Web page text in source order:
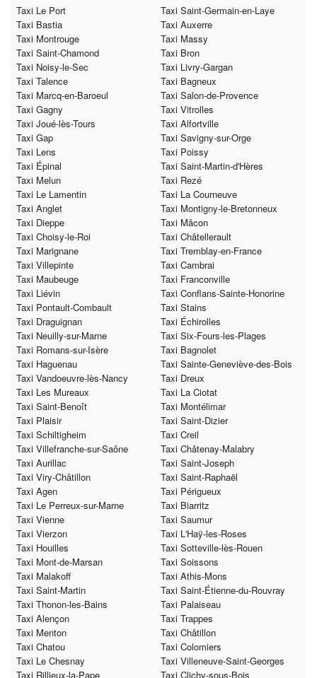
Taxi Le Port
Taxi Saint-Germain-en-Laye
Taxi Bastia
Taxi Auxerre
Taxi Montrouge
Taxi Massy
Taxi Saint-Chamond
Taxi Bron
Taxi Noisy-le-Sec
Taxi Livry-Gargan
Taxi Talence
Taxi Bagneux
Taxi Marcq-en-Baroeul
Taxi Salon-de-Provence
Taxi Gagny
Taxi Vitrolles
Taxi Joué-lès-Tours
Taxi Alfortville
Taxi Gap
Taxi Savigny-sur-Orge
Taxi Lens
Taxi Poissy
Taxi Épinal
Taxi Saint-Martin-d'Hères
Taxi Melun
Taxi Rezé
Taxi Le Lamentin
Taxi La Courneuve
Taxi Anglet
Taxi Montigny-le-Bretonneux
Taxi Dieppe
Taxi Mâcon
Taxi Choisy-le-Roi
Taxi Châtellerault
Taxi Marignane
Taxi Tremblay-en-France
Taxi Villepinte
Taxi Cambrai
Taxi Maubeuge
Taxi Franconville
Taxi Liévin
Taxi Conflans-Sainte-Honorine
Taxi Pontault-Combault
Taxi Stains
Taxi Draguignan
Taxi Échirolles
Taxi Neuilly-sur-Marne
Taxi Six-Fours-les-Plages
Taxi Romans-sur-Isère
Taxi Bagnolet
Taxi Haguenau
Taxi Sainte-Geneviève-des-Bois
Taxi Vandoeuvre-lès-Nancy
Taxi Dreux
Taxi Les Mureaux
Taxi La Ciotat
Taxi Saint-Benoît
Taxi Montélimar
Taxi Plaisir
Taxi Saint-Dizier
Taxi Schiltigheim
Taxi Creil
Taxi Villefranche-sur-Saône
Taxi Châtenay-Malabry
Taxi Aurillac
Taxi Saint-Joseph
Taxi Viry-Châtillon
Taxi Saint-Raphaël
Taxi Agen
Taxi Périgueux
Taxi Le Perreux-sur-Marne
Taxi Biarritz
Taxi Vienne
Taxi Saumur
Taxi Vierzon
Taxi L'Haÿ-les-Roses
Taxi Houilles
Taxi Sotteville-lès-Rouen
Taxi Mont-de-Marsan
Taxi Soissons
Taxi Malakoff
Taxi Athis-Mons
Taxi Saint-Martin
Taxi Saint-Étienne-du-Rouvray
Taxi Thonon-les-Bains
Taxi Palaiseau
Taxi Alençon
Taxi Trappes
Taxi Menton
Taxi Châtillon
Taxi Chatou
Taxi Colomiers
Taxi Le Chesnay
Taxi Villeneuve-Saint-Georges
Taxi Rillieux-la-Pape
Taxi Clichy-sous-Bois